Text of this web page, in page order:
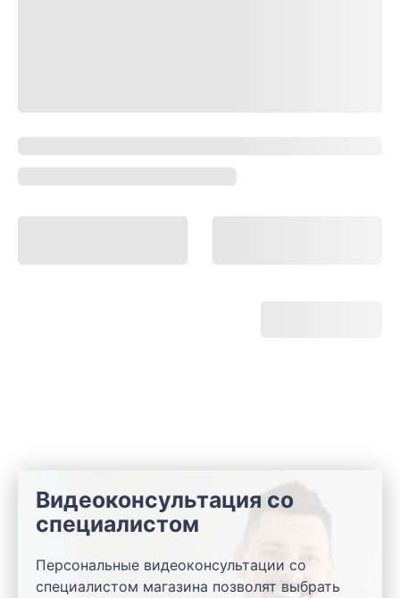
Видеоконсультация со
специалистом
Персональные видеоконсультации со
специалистом магазина позволят выбрать